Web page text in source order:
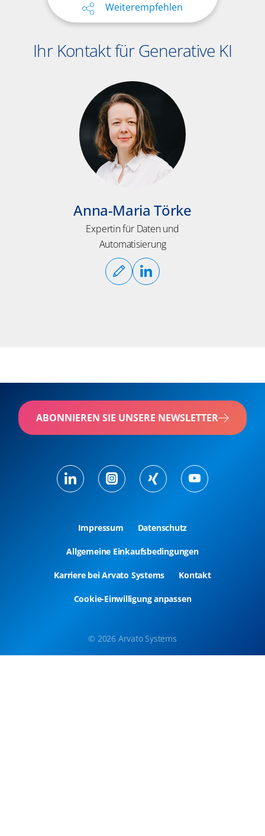
Weiterempfehlen
Ihr Kontakt für Generative KI
Anna-Maria Törke
Expertin für Daten und
Automatisierung
ABONNIEREN SIE UNSERE NEWSLETTER
Impressum Datenschutz
Allgemeine Einkaufsbedingungen
Karriere bei Arvato Systems Kontakt
Cookie-Einwilligung anpassen
© 2026 Arvato Systems